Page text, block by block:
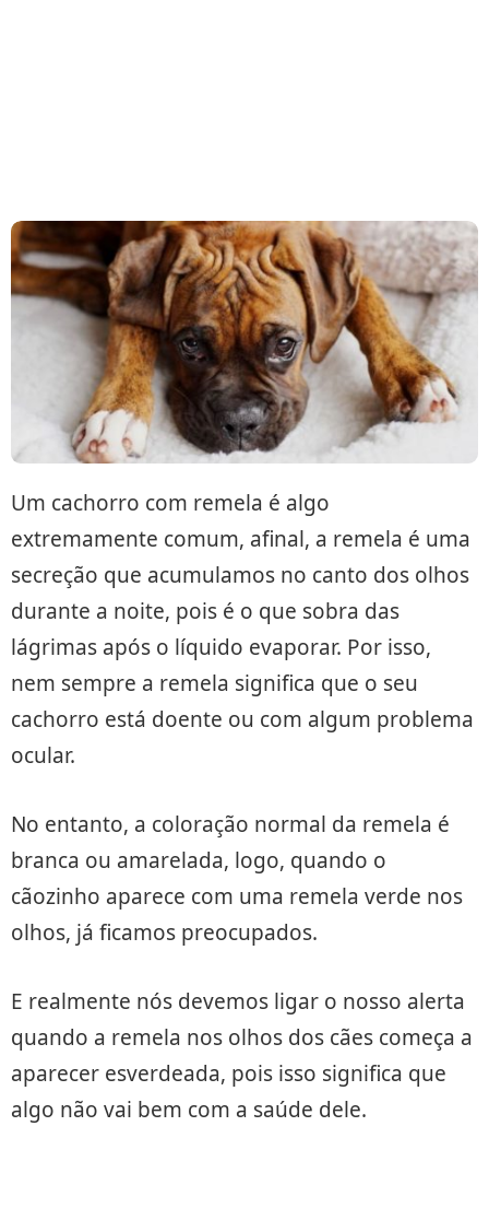
Um cachorro com remela é algo
extremamente comum, afinal, a remela é uma
secreção que acumulamos no canto dos olhos
durante a noite, pois é o que sobra das
lágrimas após o líquido evaporar. Por isso,
nem sempre a remela significa que o seu
cachorro está doente ou com algum problema
ocular.
No entanto, a coloração normal da remela é
branca ou amarelada, logo, quando o
cãozinho aparece com uma remela verde nos
olhos, já ficamos preocupados.
E realmente nós devemos ligar o nosso alerta
quando a remela nos olhos dos cães começa a
aparecer esverdeada, pois isso significa que
algo não vai bem com a saúde dele.